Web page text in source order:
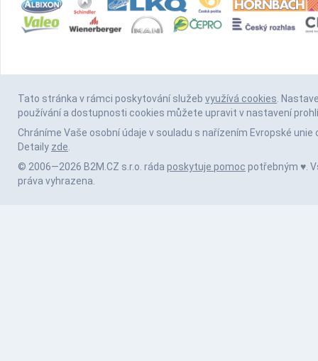
Tato stránka v rámci poskytování služeb využívá cookies.
používání a dostupnosti cookies můžete upravit v nastavení
Chráníme Vaše osobní údaje v souladu s nařízením Evropské unie
Detaily zde.
© 2006—2026 B2M.CZ s.r.o. ráda poskytuje pomoc potřebným ♥️.
práva vyhrazena.